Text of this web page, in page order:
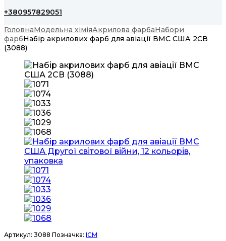
+380957829051
ГоловнаМодельна хіміяАкрилова фарбаНабори
фарбНабір акрилових фарб для авіації ВМС США 2СВ
(3088)
Артикул: 3088 Позначка: ICM